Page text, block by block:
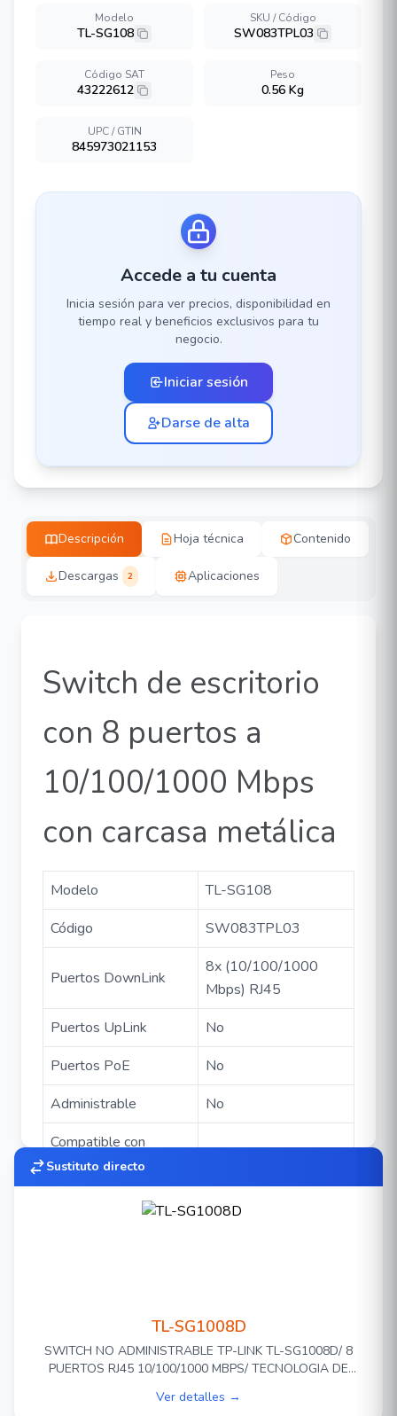
Modelo
TL-SG108
SKU / Código
SW083TPL03
Código SAT
43222612
Peso
0.56 Kg
UPC / GTIN
845973021153
Accede a tu cuenta
Inicia sesión para ver precios, disponibilidad en
tiempo real y beneficios exclusivos para tu
negocio.
Iniciar sesión
Darse de alta
Descripción Hoja técnica Contenido
Descargas 2 Aplicaciones
Switch de escritorio
con 8 puertos a
10/100/1000 Mbps
con carcasa metálica
Modelo
TL-SG108
Código
SW083TPL03
Puertos DownLink
8x (10/100/1000
Mbps) RJ45
Puertos UpLink
No
Puertos PoE
No
Administrable
No
Compatible con
OMADA
No
Metálico
Switch para escritorio / montaje en pared con 8
puertos a 10/100/1000 Mbps:
Sustituto directo
TL-SG1008D
SWITCH NO ADMINISTRABLE TP-LINK TL-SG1008D/ 8
PUERTOS RJ45 10/100/1000 MBPS/ TECNOLOGIA DE
ESCRITORIO O MONTAJE EN PARED/ PLUG AND PLAY/ NO
Ver detalles →